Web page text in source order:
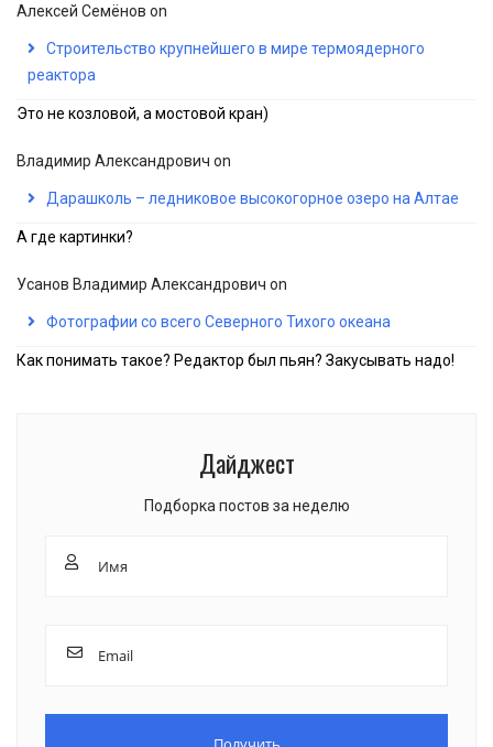
Алексей Семёнов on
Строительство крупнейшего в мире термоядерного
реактора
Это не козловой, а мостовой кран)
Владимир Александрович on
Дарашколь – ледниковое высокогорное озеро на Алтае
А где картинки?
Усанов Владимир Александрович on
Фотографии со всего Северного Тихого океана
Как понимать такое? Редактор был пьян? Закусывать надо!
Дайджест
Подборка постов за неделю